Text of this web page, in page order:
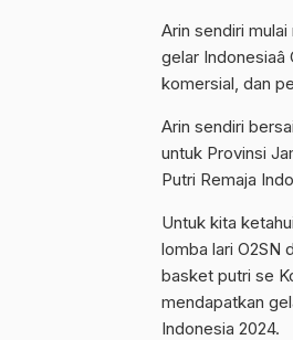
Arin sendiri
gelar Indonesiaâ
komersial, dan
Arin sendiri
untuk Provinsi
Putri Remaja
Untuk kita
lomba lari O2SN
basket putri se
mendapatkan
Indonesia 2024.